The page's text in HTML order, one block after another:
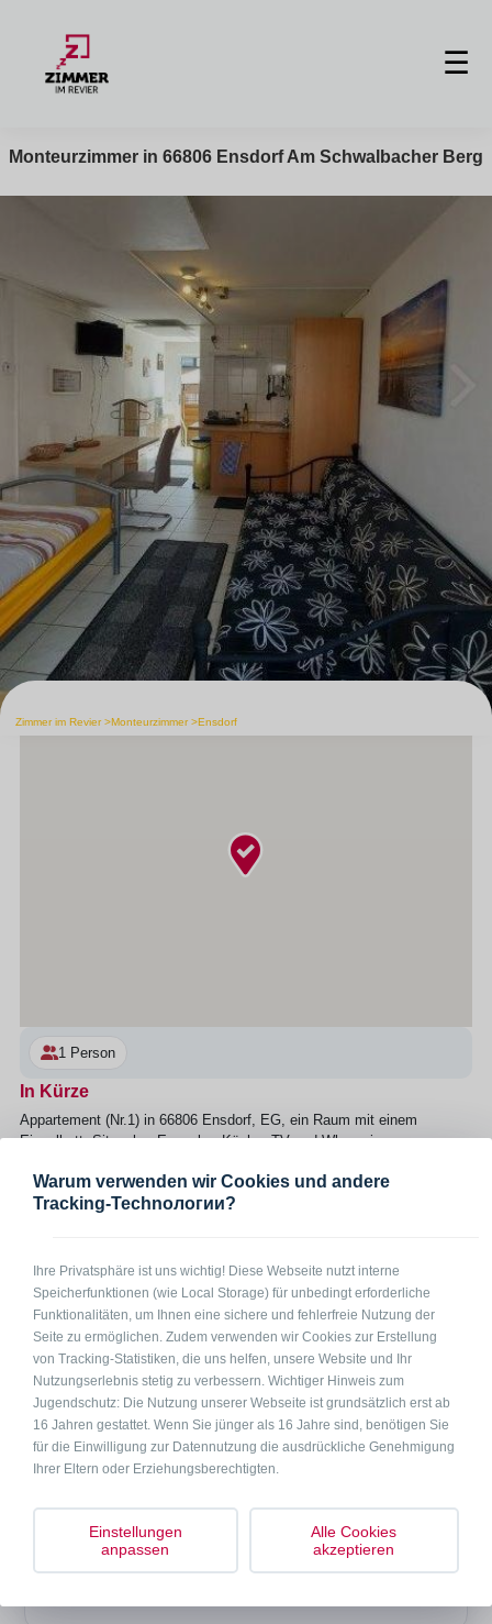
☰
Monteurzimmer in 66806 Ensdorf Am Schwalbacher Berg
Zimmer im Revier Monteurzimmer Ensdorf
1 Person
In Kürze
Appartement (Nr.1) in 66806 Ensdorf, EG, ein Raum mit einem
Einzelbett, Sitzecke, Essecke, Küche, TV und Wlan, eigenes
mit Sitzmöglichkeiten, Parkplatz nur 20 m entfernt in einer
Seitenstraße. Inklusive Bettwäsche und Reinigung. Handtücher bitte
Anfrage per Telefon Anfrage per Mail
Preise
auf Anfrage
Bürozeiten
Mo – Fr
08:00 – 20:00
Warum verwenden wir Cookies und andere
Tracking-Technологии?
Ihre Privatsphäre ist uns wichtig! Diese Webseite nutzt interne
Speicherfunktionen (wie Local Storage) für unbedingt erforderliche
Funktionalitäten, um Ihnen eine sichere und fehlerfreie Nutzung der
Seite zu ermöglichen. Zudem verwenden wir Cookies zur Erstellung
von Tracking-Statistiken, die uns helfen, unsere Website und Ihr
Nutzungserlebnis stetig zu verbessern. Wichtiger Hinweis zum
Jugendschutz: Die Nutzung unserer Webseite ist grundsätzlich erst ab
16 Jahren gestattet. Wenn Sie jünger als 16 Jahre sind, benötigen Sie
für die Einwilligung zur Datennutzung die ausdrückliche Genehmigung
Ihrer Eltern oder Erziehungsberechtigten.
Einstellungen
anpassen
Alle Cookies
akzeptieren